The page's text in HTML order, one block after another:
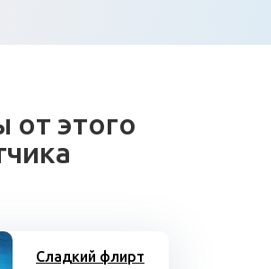
от этого
Сладкий флирт